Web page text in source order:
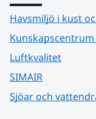
Havsmiljö i kust
Luftkvalitet
SIMAIR
Sjöar och